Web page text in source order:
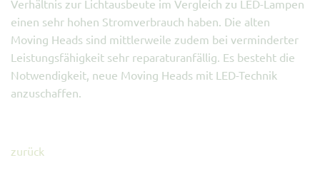
Verhältnis zur Lichtausbeute im Vergleich zu LED-Lampen
einen sehr hohen Stromverbrauch haben. Die alten
Moving Heads sind mittlerweile zudem bei verminderter
Leistungsfähigkeit sehr reparaturanfällig. Es besteht die
Notwendigkeit, neue Moving Heads mit LED-Technik
anzuschaffen.
zurück